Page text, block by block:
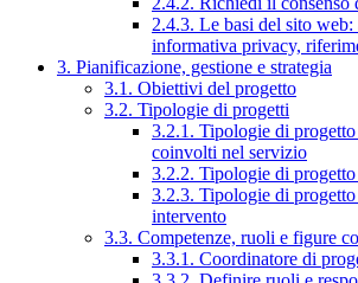
2.4.3. Le basi del sito web:
informativa privacy,
3. Pianificazione, gestione e strategia
3.1. Obiettivi del progetto
3.2. Tipologie di progetti
3.2.1. Tipologie di
coinvolti nel servizio
3.2.2. Tipologie di
3.2.3. Tipologie di
intervento
3.3. Competenze, ruoli e figure
3.3.1. Coordinatore di